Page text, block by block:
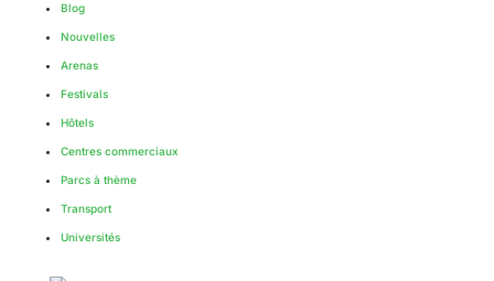
Blog
Nouvelles
Arenas
Festivals
Hôtels
Centres commerciaux
Parcs à thème
Transport
Universités